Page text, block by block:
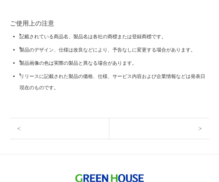
ご使用上の注意
記載されている商品名、製品名は各社の商標または登録商標です。
製品のデザイン、仕様は改良などにより、予告なしに変更する場合があります。
製品画像の色は実際の製品と異なる場合があります。
リリースに記載された製品の価格、仕様、サービス内容および企業情報などは発表日
現在のものです。